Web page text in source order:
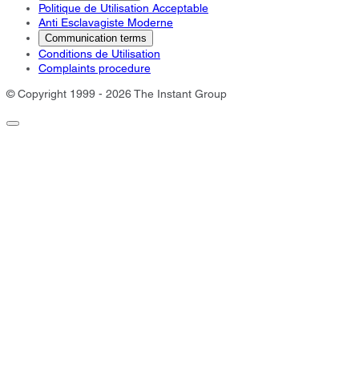
Politique de Utilisation Acceptable
Anti Esclavagiste Moderne
Communication terms
Conditions de Utilisation
Complaints procedure
© Copyright 1999 - 2026 The Instant Group